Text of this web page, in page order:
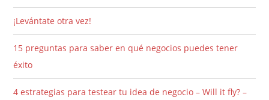
¡Levántate otra vez!
15 preguntas para saber en qué negocios puedes tener
éxito
4 estrategias para testear tu idea de negocio – Will it fly? –